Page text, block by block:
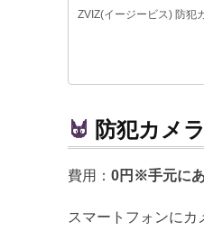
ZVIZ(イージービス) 防犯
防犯カメ
費用： 0円※手元に
スマートフォンに